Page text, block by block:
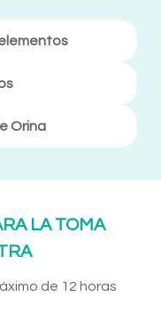
Orina
LA TOMA
de 12 horas